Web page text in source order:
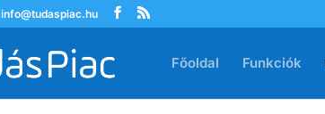
info@tudaspiac.hu
Főoldal Funkciók